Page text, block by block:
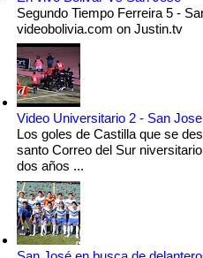
Segundo Tiempo Ferreira 5 -
videobolivia.com on Justin.tv
Video Universitario 2 - San
Los goles de Castilla que se
santo Correo del Sur
dos años ...